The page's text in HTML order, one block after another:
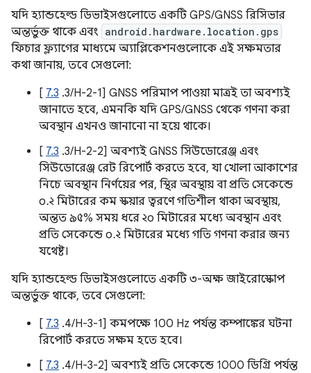
যদি হ্যান্ডহেল্ড ডিভাইসগুলোতে একটি GPS/GNSS রিসিভার
অন্তর্ভুক্ত থাকে এবং android.hardware.location.gps
ফিচার ফ্ল্যাগের মাধ্যমে অ্যাপ্লিকেশনগুলোকে এই সক্ষমতার
কথা জানায়, তবে সেগুলো:
[ 7.3 .3/H-2-1] GNSS পরিমাপ পাওয়া মাত্রই তা অবশ্যই
জানাতে হবে, এমনকি যদি GPS/GNSS থেকে গণনা করা
অবস্থান এখনও জানানো না হয়ে থাকে।
[ 7.3 .3/H-2-2] অবশ্যই GNSS সিউডোরেঞ্জ এবং
সিউডোরেঞ্জ রেট রিপোর্ট করতে হবে, যা খোলা আকাশের
নিচে অবস্থান নির্ণয়ের পর, স্থির অবস্থায় বা প্রতি সেকেন্ডে
০.২ মিটারের কম স্কয়ার ত্বরণে গতিশীল থাকা অবস্থায়,
অন্তত ৯৫% সময় ধরে ২০ মিটারের মধ্যে অবস্থান এবং
প্রতি সেকেন্ডে ০.২ মিটারের মধ্যে গতি গণনা করার জন্য
যথেষ্ট।
যদি হ্যান্ডহেল্ড ডিভাইসগুলোতে একটি ৩-অক্ষ জাইরোস্কোপ
অন্তর্ভুক্ত থাকে, তবে সেগুলো:
[ 7.3 .4/H-3-1] কমপক্ষে 100 Hz পর্যন্ত কম্পাঙ্কের ঘটনা
রিপোর্ট করতে সক্ষম হতে হবে।
[ 7.3 .4/H-3-2] অবশ্যই প্রতি সেকেন্ডে 1000 ডিগ্রি পর্যন্ত